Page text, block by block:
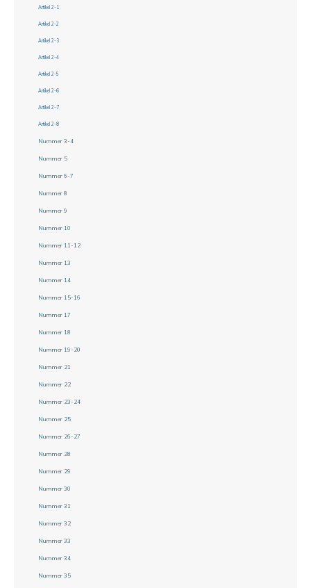
Artikel 2-1
Artikel 2-2
Artikel 2-3
Artikel 2-4
Artikel 2-5
Artikel 2-6
Artikel 2-7
Artikel 2-8
Nummer 3-4
Nummer 5
Nummer 6-7
Nummer 8
Nummer 9
Nummer 10
Nummer 11-12
Nummer 13
Nummer 14
Nummer 15-16
Nummer 17
Nummer 18
Nummer 19-20
Nummer 21
Nummer 22
Nummer 23-24
Nummer 25
Nummer 26-27
Nummer 28
Nummer 29
Nummer 30
Nummer 31
Nummer 32
Nummer 33
Nummer 34
Nummer 35